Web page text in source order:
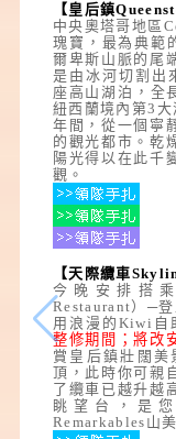
【皇后鎮
中央奧塔哥地區
瑰寶，最為典範
爾卑斯山脈的尾
是由冰河切割出
座高山湖泊，全
紐西蘭境內第3
年間，從一個寧
的觀光都市。乾
陽光得以在此千
觀。
【天際纜車
今晚安排搭
Restaurant）─
用浪漫的Kiwi自
整修期間；將改
賞皇后鎮壯闊美
頂，此時你可親
了纜車已越升越
眺望台，是
Remarkables山